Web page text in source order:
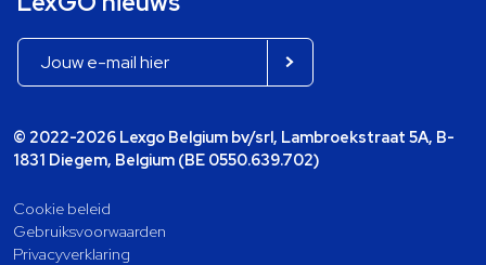
© 2022-2026 Lexgo Belgium bv/srl, Lambroekstraat 5A, B-
1831 Diegem, Belgium (BE 0550.639.702)
Cookie beleid
Gebruiksvoorwaarden
Privacyverklaring